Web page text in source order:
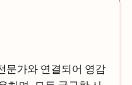
문가와 연결되어 영감